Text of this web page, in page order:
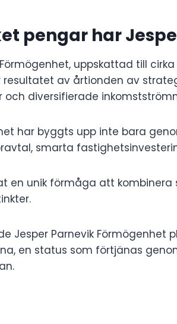
pengar har
uppskattad till
resultatet av årtionden av
och diversifierade
har byggts upp inte bara
smarta
en unik förmåga att kombinera
Jesper Parnevik Förmögenhet
en status som förtjänas